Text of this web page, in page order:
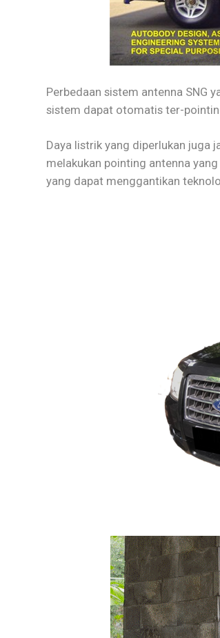
Perbedaan sistem antenna SNG
sistem dapat otomatis ter-
Daya listrik yang diperlukan juga
melakukan pointing antenna
yang dapat menggantikan